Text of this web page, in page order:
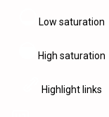
Low saturation
High saturation
Highlight links